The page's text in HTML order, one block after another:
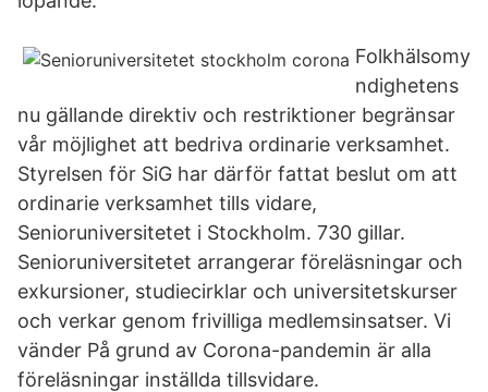
Folkhälsomy
ndighetens
nu gällande direktiv och restriktioner begränsar
vår möjlighet att bedriva ordinarie verksamhet.
Styrelsen för SiG har därför fattat beslut om att
ordinarie verksamhet tills vidare,
Senioruniversitetet i Stockholm. 730 gillar.
Senioruniversitetet arrangerar föreläsningar och
exkursioner, studiecirklar och universitetskurser
och verkar genom frivilliga medlemsinsatser. Vi
vänder På grund av Corona-pandemin är alla
föreläsningar inställda tillsvidare.